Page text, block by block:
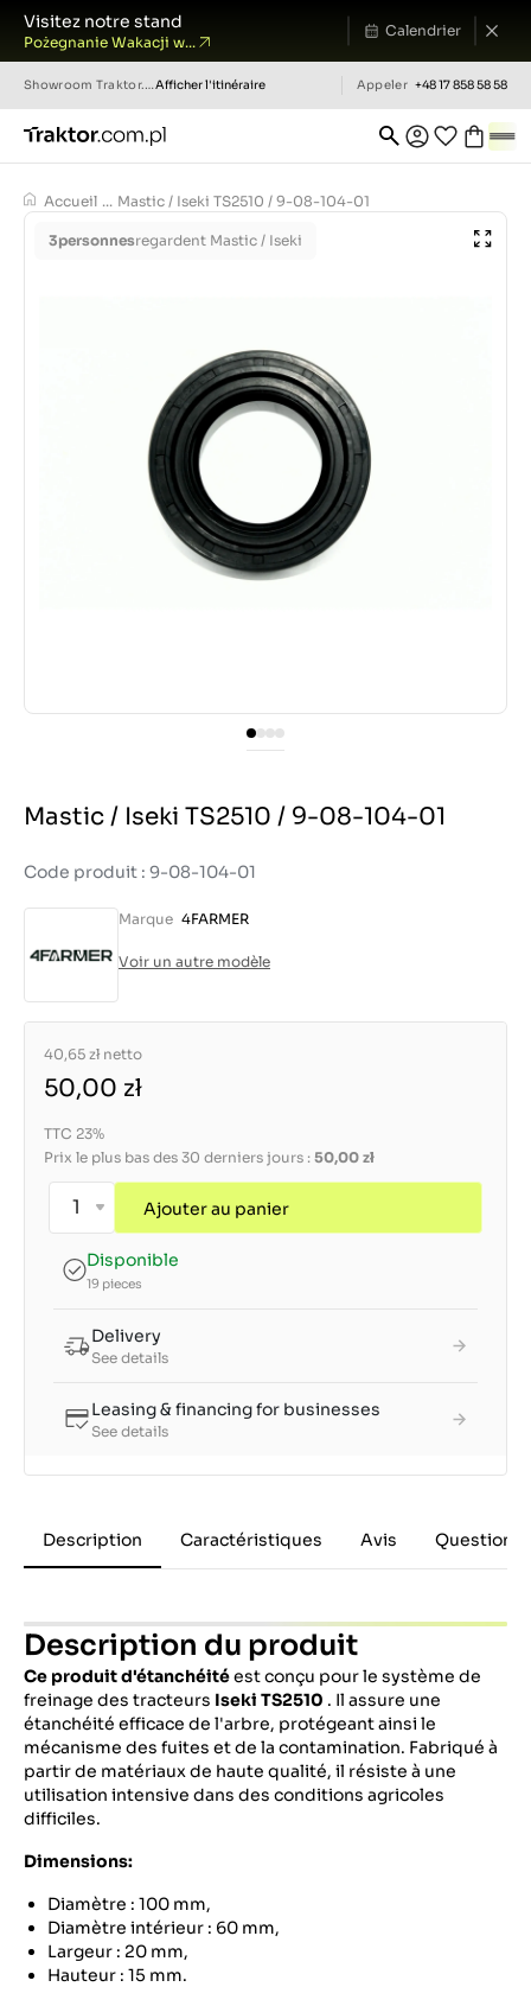
Visitez notre stand
Pożegnanie Wakacji w...
Calendrier
Showroom Traktor.com.pl Afficher l'itinéraire Appeler +48 17 858 58 58
Accueil ... Mastic / Iseki TS2510 / 9-08-104-01
3personnesregardent Mastic / Iseki
Mastic / Iseki TS2510 / 9-08-104-01
Code produit : 9-08-104-01
Marque 4FARMER
Voir un autre modèle
40,65 zł netto
50,00 zł
TTC 23%
Prix le plus bas des 30 derniers jours : 50,00 zł
Ajouter au panier
Disponible
19 pieces
Delivery
See details
Leasing & financing for businesses
See details
Description Caractéristiques Avis Questions
Description du produit
Ce produit d'étanchéitéest conçu pour le système de
freinage des tracteurs Iseki TS2510 . Il assure une
étanchéité efficace de l'arbre, protégeant ainsi le
mécanisme des fuites et de la contamination. Fabriqué à
partir de matériaux de haute qualité, il résiste à une
utilisation intensive dans des conditions agricoles
difficiles.
Dimensions:
Diamètre : 100 mm,
Diamètre intérieur : 60 mm,
Largeur : 20 mm,
Hauteur : 15 mm.